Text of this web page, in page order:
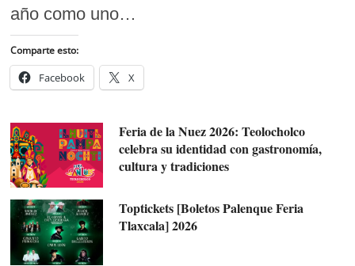
año como uno…
Comparte esto:
Facebook X
Feria de la Nuez 2026: Teolocholco
celebra su identidad con gastronomía,
cultura y tradiciones
Toptickets [Boletos Palenque Feria
Tlaxcala] 2026